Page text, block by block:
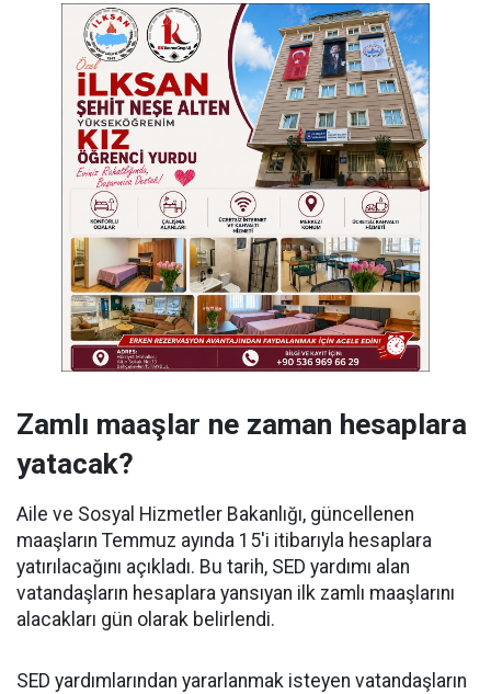
Zamlı maaşlar ne zaman hesaplara
yatacak?
Aile ve Sosyal Hizmetler Bakanlığı, güncellenen
maaşların Temmuz ayında 15'i itibarıyla hesaplara
yatırılacağını açıkladı. Bu tarih, SED yardımı alan
vatandaşların hesaplara yansıyan ilk zamlı maaşlarını
alacakları gün olarak belirlendi.
SED yardımlarından yararlanmak isteyen vatandaşların